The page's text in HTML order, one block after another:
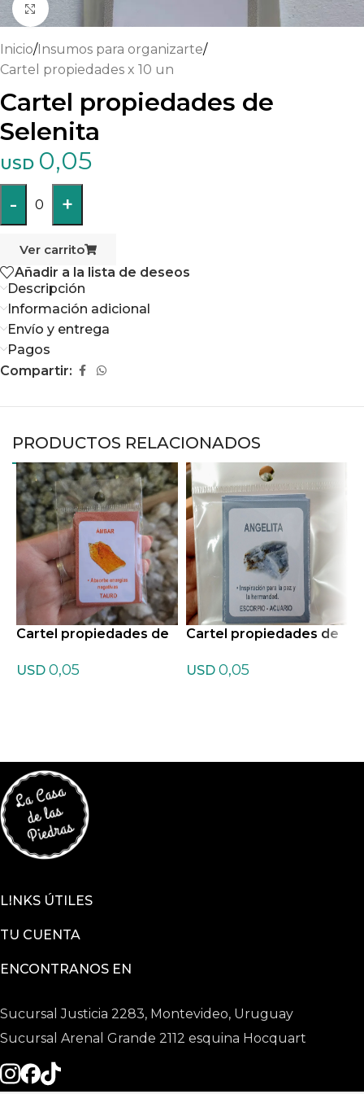
Haga clic para ampliar
Inicio/Insumos para organizarte/
Cartel propiedades x 10 un
Cartel propiedades de
Selenita
USD 0,05
- 0 +
Ver carrito
Añadir a la lista de deseos
Descripción
Información adicional
Envío y entrega
Pagos
Compartir:
PRODUCTOS RELACIONADOS
Cartel propiedades de
USD 0,05
Cartel propiedades de
USD 0,05
LINKS ÚTILES
TU CUENTA
ENCONTRANOS EN
Sucursal Justicia 2283, Montevideo, Uruguay
Sucursal Arenal Grande 2112 esquina Hocquart